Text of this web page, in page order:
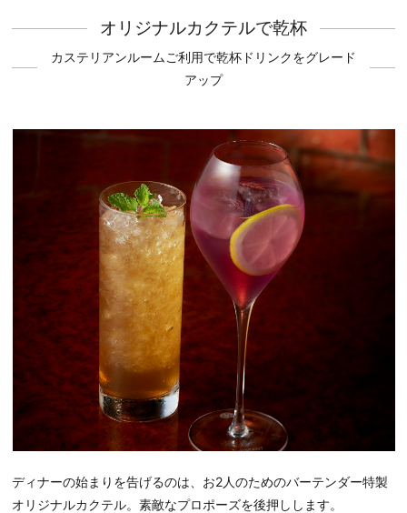
オリジナルカクテルで乾杯
カステリアンルームご利用で乾杯ドリンクをグレード
アップ
ディナーの始まりを告げるのは、お2人のためのバーテンダー特製
オリジナルカクテル。素敵なプロポーズを後押しします。